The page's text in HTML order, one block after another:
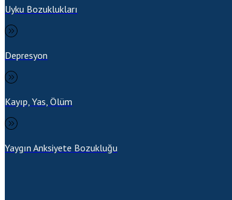
Uyku Bozuklukları
Depresyon
Kayıp, Yas, Ölüm
Yaygın Anksiyete Bozukluğu